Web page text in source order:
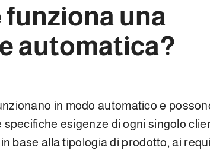
funziona una
automatica?
in modo automatico e
esigenze di ogni singolo
base alla tipologia di prodotto, ai